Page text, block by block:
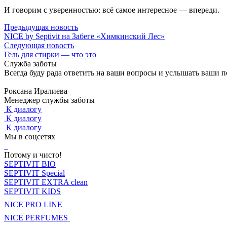
И говорим с уверенностью: всё самое интересное — впереди.
Предыдущая новость
NICE by Septivit на Забеге «Химкинский Лес»
Следующая новость
Гель для стирки — что это
Служба заботы
Всегда буду рада ответить на ваши вопросы и услышать ваши
Роксана Иралиева
Менеджер службы заботы
К диалогу
К диалогу
К диалогу
Мы в соцсетях
Потому и чисто!
SEPTIVIT BIO
SEPTIVIT Special
SEPTIVIT EXTRA clean
SEPTIVIT KIDS
NICE PRO LINE
NICE PERFUMES